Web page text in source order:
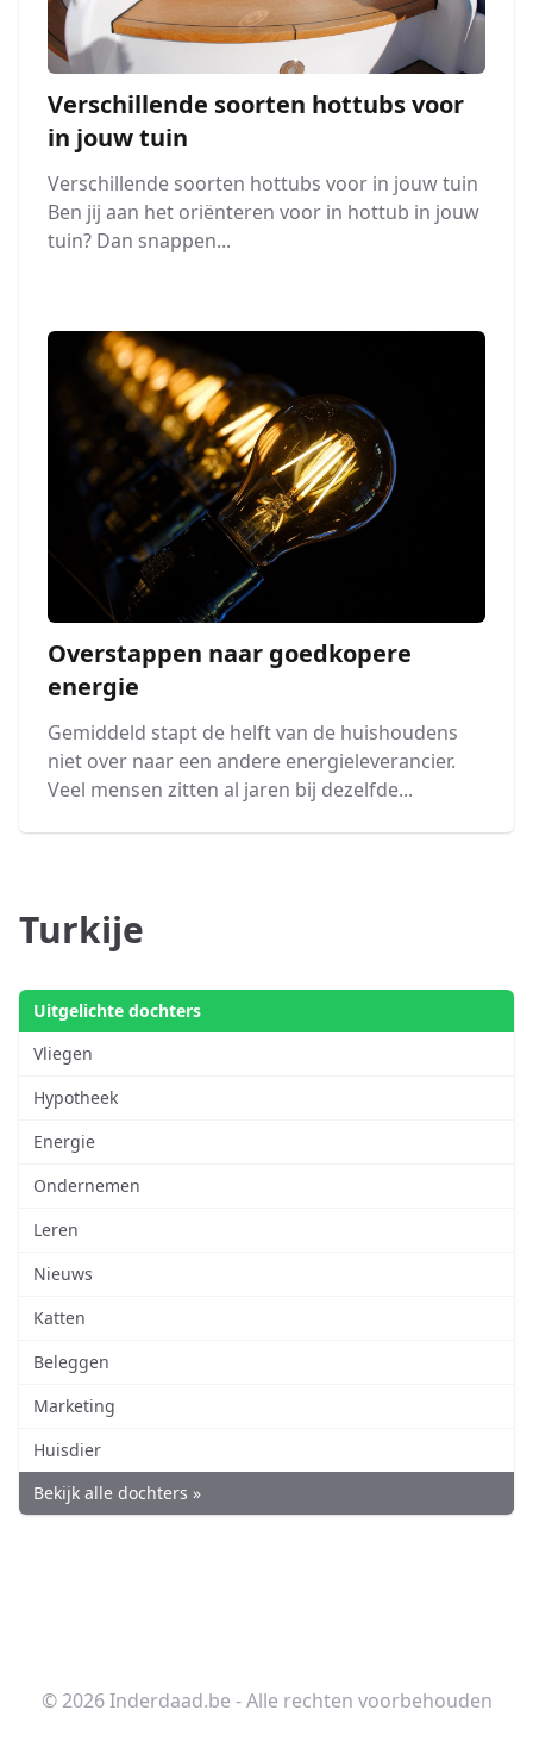
Verschillende soorten hottubs voor
in jouw tuin
Verschillende soorten hottubs voor in jouw tuin
Ben jij aan het oriënteren voor in hottub in jouw
tuin? Dan snappen...
Overstappen naar goedkopere
energie
Gemiddeld stapt de helft van de huishoudens
niet over naar een andere energieleverancier.
Veel mensen zitten al jaren bij dezelfde...
Turkije
Uitgelichte dochters
Vliegen
Hypotheek
Energie
Ondernemen
Leren
Nieuws
Katten
Beleggen
Marketing
Huisdier
Bekijk alle dochters »
© 2026 Inderdaad.be - Alle rechten voorbehouden